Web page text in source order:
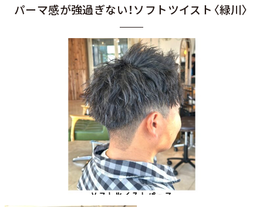
パーマ感が強過ぎない！ソフトツイスト〈緑川〉